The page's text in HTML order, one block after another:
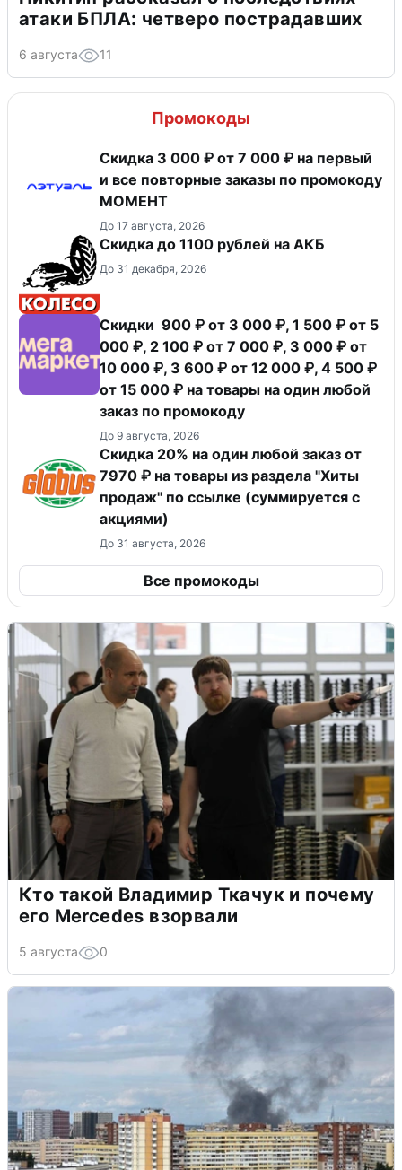
атаки БПЛА: четверо пострадавших
6 августа 11
Промокоды
Скидка 3 000 ₽ от 7 000 ₽ на первый
и все повторные заказы по промокоду
МОМЕНТ
До 17 августа, 2026
Скидка до 1100 рублей на АКБ
До 31 декабря, 2026
Скидки 900 ₽ от 3 000 ₽, 1 500 ₽ от 5
000 ₽, 2 100 ₽ от 7 000 ₽, 3 000 ₽ от
10 000 ₽, 3 600 ₽ от 12 000 ₽, 4 500 ₽
от 15 000 ₽ на товары на один любой
заказ по промокоду
До 9 августа, 2026
Скидка 20% на один любой заказ от
7970 ₽ на товары из раздела "Хиты
продаж" по ссылке (суммируется с
акциями)
До 31 августа, 2026
Все промокоды
Кто такой Владимир Ткачук и почему
его Mercedes взорвали
5 августа 0